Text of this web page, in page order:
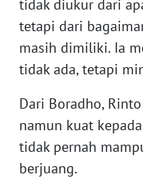
tidak diukur dari
tetapi dari
masih dimiliki. Ia
tidak ada, tetapi
Dari Boradho,
namun kuat
tidak pernah
berjuang.
PADANG
WN
SUMEDANG